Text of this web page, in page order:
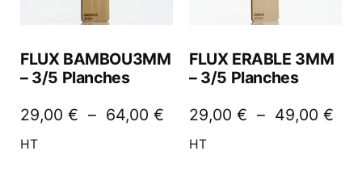
FLUX BAMBOU3MM
– 3/5 Planches
29,00 € – 64,00 €
HT
FLUX ERABLE 3MM
– 3/5 Planches
29,00 € – 49,00 €
HT